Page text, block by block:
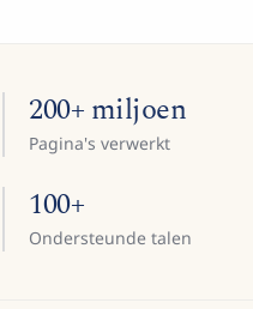
200+ miljoen
Pagina's verwerkt
100+
Ondersteunde talen